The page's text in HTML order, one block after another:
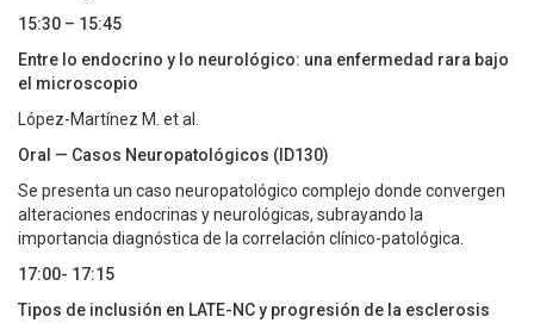
15:30 – 15:45
Entre lo endocrino y lo neurológico: una enfermedad rara bajo
el microscopio
López-Martínez M. et al.
Oral — Casos Neuropatológicos (ID130)
Se presenta un caso neuropatológico complejo donde convergen
alteraciones endocrinas y neurológicas, subrayando la
importancia diagnóstica de la correlación clínico-patológica.
17:00- 17:15
Tipos de inclusión en LATE-NC y progresión de la esclerosis